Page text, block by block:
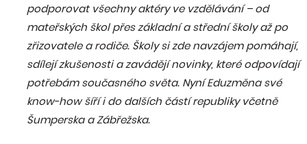
podporovat všechny aktéry ve vzdělávání – od
mateřských škol přes základní a střední školy až po
zřizovatele a rodiče. Školy si zde navzájem pomáhají,
sdílejí zkušenosti a zavádějí novinky, které odpovídají
potřebám současného světa. Nyní Eduzměna své
know-how šíří i do dalších částí republiky včetně
Šumperska a Zábřežska.